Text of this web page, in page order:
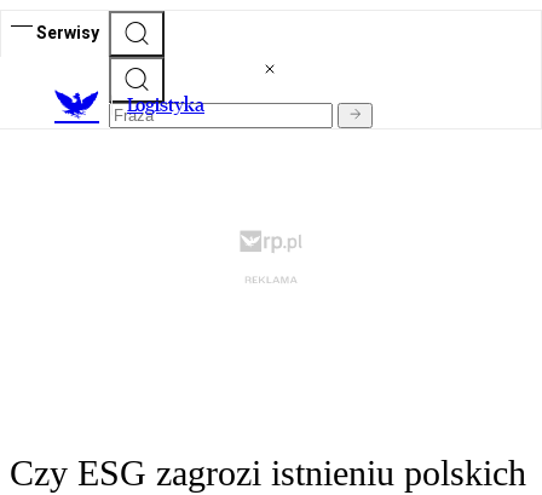
Serwisy
Logistyka
Czy ESG zagrozi istnieniu polskich